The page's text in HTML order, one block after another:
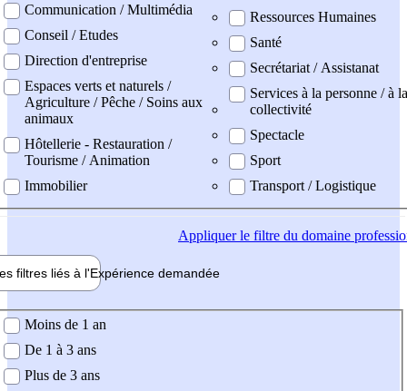
Communication / Multimédia
Conseil / Etudes
Direction d'entreprise
Espaces verts et naturels /
Agriculture / Pêche / Soins aux
animaux
Hôtellerie - Restauration /
Tourisme / Animation
Immobilier
Ressources Humaines
Santé
Secrétariat / Assistanat
Services à la personne / à la
collectivité
Spectacle
Sport
Transport / Logistique
Appliquerle filtre du domaine
filtres liés à l'Expérience demandée
demandée
Moins de 1 an
De 1 à 3 ans
Plus de 3 ans